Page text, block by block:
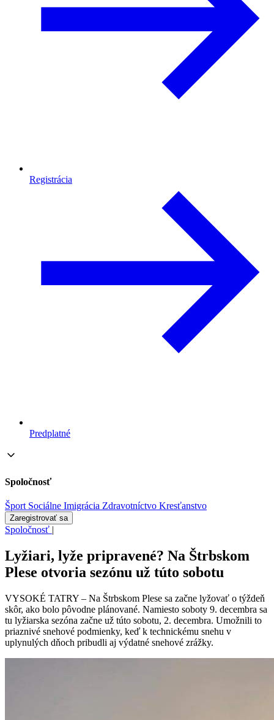
Registrácia
Predplatné
Spoločnosť
Šport Sociálne Imigrácia Zdravotníctvo Kresťanstvo
Zaregistrovať sa
Spoločnosť |
Lyžiari, lyže pripravené? Na Štrbskom
Plese otvoria sezónu už túto sobotu
VYSOKÉ TATRY – Na Štrbskom Plese sa začne lyžovať o týždeň
skôr, ako bolo pôvodne plánované. Namiesto soboty 9. decembra sa
tu lyžiarska sezóna začne už túto sobotu, 2. decembra. Umožnili to
priaznivé snehové podmienky, keď k technickému snehu v
uplynulých dňoch pribudli aj výdatné snehové zrážky.